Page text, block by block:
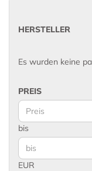
HERSTELLER
Es wurden keine
PREIS
bis
EUR